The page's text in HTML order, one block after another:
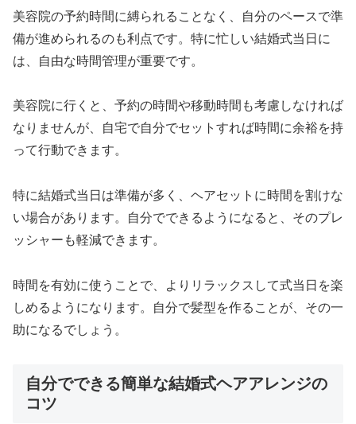
美容院の予約時間に縛られることなく、自分のペースで準
備が進められるのも利点です。特に忙しい結婚式当日に
は、自由な時間管理が重要です。
美容院に行くと、予約の時間や移動時間も考慮しなければ
なりませんが、自宅で自分でセットすれば時間に余裕を持
って行動できます。
特に結婚式当日は準備が多く、ヘアセットに時間を割けな
い場合があります。自分でできるようになると、そのプレ
ッシャーも軽減できます。
時間を有効に使うことで、よりリラックスして式当日を楽
しめるようになります。自分で髪型を作ることが、その一
助になるでしょう。
自分でできる簡単な結婚式ヘアアレンジの
コツ